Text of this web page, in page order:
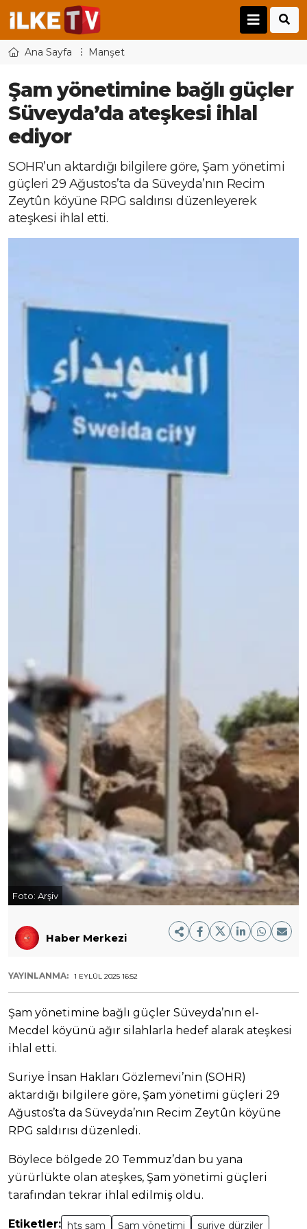
Ana Sayfa Manşet
Şam yönetimine bağlı güçler
Süveyda’da ateşkesi ihlal
ediyor
SOHR’un aktardığı bilgilere göre, Şam yönetimi
güçleri 29 Ağustos’ta da Süveyda’nın Recim
Zeytûn köyüne RPG saldırısı düzenleyerek
ateşkesi ihlal etti.
Foto: Arşiv
Haber Merkezi
YAYINLANMA: 1 EYLÜL 2025 16:52
Şam yönetimine bağlı güçler Süveyda’nın el-
Mecdel köyünü ağır silahlarla hedef alarak ateşkesi
ihlal etti.
Suriye İnsan Hakları Gözlemevi’nin (SOHR)
aktardığı bilgilere göre, Şam yönetimi güçleri 29
Ağustos’ta da Süveyda’nın Recim Zeytûn köyüne
RPG saldırısı düzenledi.
Böylece bölgede 20 Temmuz’dan bu yana
yürürlükte olan ateşkes, Şam yönetimi güçleri
tarafından tekrar ihlal edilmiş oldu.
Etiketler: htş şam Şam yönetimi suriye dürziler